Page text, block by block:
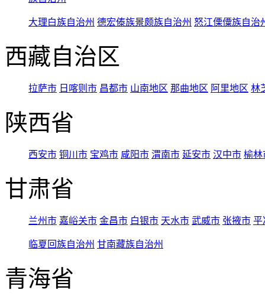
大理白族自治州 德宏傣族景颇族自治州 怒江傈僳族自治
西藏自治区
拉萨市 日喀则市 昌都市 山南地区 那曲地区 阿里地区 林
陕西省
西安市 铜川市 宝鸡市 咸阳市 渭南市 延安市 汉中市 榆林
甘肃省
兰州市 嘉峪关市 金昌市 白银市 天水市 武威市 张掖市 平
临夏回族自治州 甘南藏族自治州
青海省